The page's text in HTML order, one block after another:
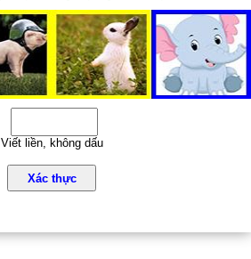
Viết liền, không dấu
Xác thực